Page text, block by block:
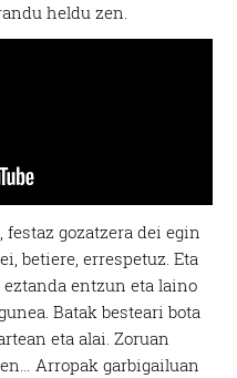
heldu zen.
gozatzera dei egin
betiere, errespetuz. Eta
eztanda entzun eta laino
Batak besteari bota
eta alai. Zoruan
Arropak garbigailuan